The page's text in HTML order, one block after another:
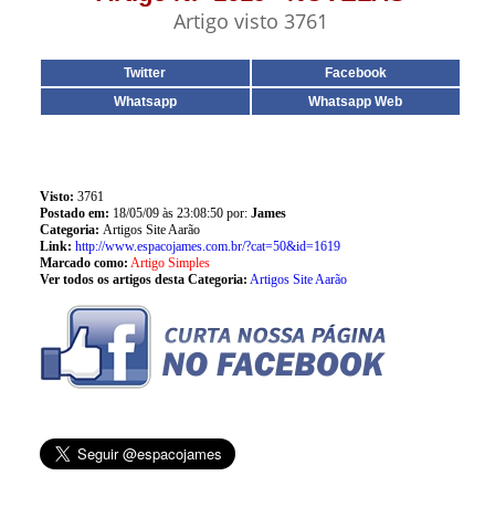
Artigo visto 3761
Twitter
Facebook
Whatsapp
Whatsapp Web
Visto: 3761
Postado em: 18/05/09 às 23:08:50 por: James
Categoria: Artigos Site Aarão
Link: http://www.espacojames.com.br/?cat=50&id=1619
Marcado como: Artigo Simples
Ver todos os artigos desta Categoria: Artigos Site Aarão